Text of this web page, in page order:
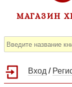
МАГАЗИН
Вход /